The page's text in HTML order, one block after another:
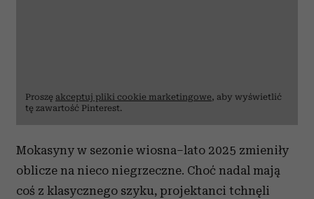
Proszę akceptuj pliki cookie marketingowe, aby wyświetlić
tę zawartość Pinterest.
Mokasyny w sezonie wiosna–lato 2025 zmieniły
oblicze na nieco niegrzeczne. Choć nadal mają
coś z klasycznego szyku, projektanci tchnęli